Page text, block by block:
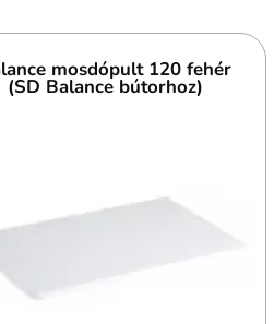
mosdópult 120 fehér
(SD Balance bútorhoz)